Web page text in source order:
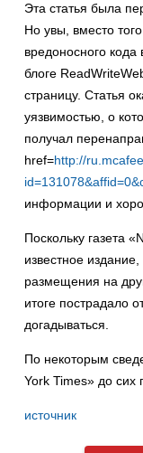
Эта статья была
Но увы, вместо
вредоносного кода
блоге
страницу. Статья
уязвимостью, о
получал
href=http://
информации и
Поскольку газета
известное
размещения на
итоге пострадало
догадываться.
По некоторым
York Times» до сих
источник